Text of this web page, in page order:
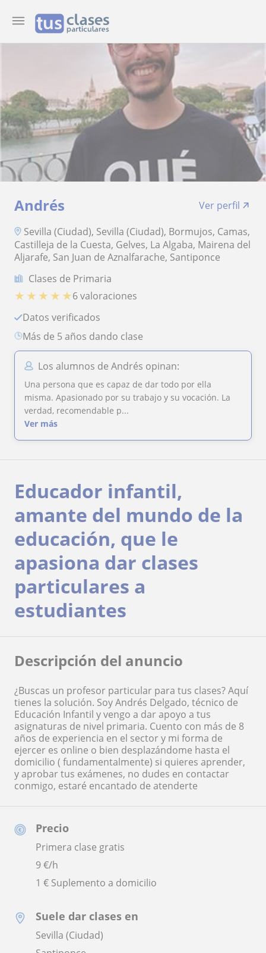
Andrés
Ver perfil
Sevilla (Ciudad), Sevilla (Ciudad), Bormujos, Camas,
Castilleja de la Cuesta, Gelves, La Algaba, Mairena del
Aljarafe, San Juan de Aznalfarache, Santiponce
Clases de Primaria
★ ★ ★ ★ ★6 valoraciones
Datos verificados
más de 5 años dando clase
Los alumnos de Andrés opinan:
Una persona que es capaz de dar todo por ella
misma. Apasionado por su trabajo y su vocación. La
verdad, recomendable p...
Ver más
Precio
Primera clase gratis
9€/h
1 € Suplemento a domicilio
Suele dar clases en
Sevilla (Ciudad)
Educador infantil,
amante del mundo de la
educación, que le
apasiona dar clases
particulares a
estudiantes
Descripción del anuncio
¿Buscas un profesor particular para tus clases? Aquí
tienes la solución. Soy Andrés Delgado, técnico de
Educación Infantil y vengo a dar apoyo a tus
asignaturas de nivel primaria. Cuento con más de 8
años de experiencia en el sector y mi forma de
ejercer es online o bien desplazándome hasta el
domicilio ( fundamentalmente) si quieres aprender,
y aprobar tus exámenes, no dudes en contactar
conmigo, estaré encantado de atenderte